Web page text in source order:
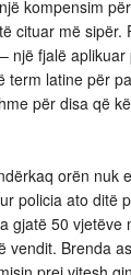
kompensim
cituar më sipër.
një fjalë
term latine për
për disa që
orën nuk
policia ato ditë
gjatë 50 vjetëve
vendit. Brenda